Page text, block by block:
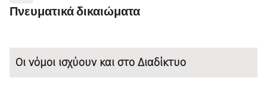
Πνευματικά δικαιώματα
Blocks
Οι νόμοι ισχύουν και στο Διαδίκτυο